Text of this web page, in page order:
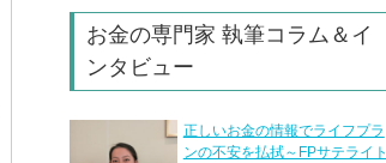
お金の専門家 執筆コラム＆イ
ンタビュー
正しいお金の情報でライフプラ
ンの不安を払拭～FPサテライト